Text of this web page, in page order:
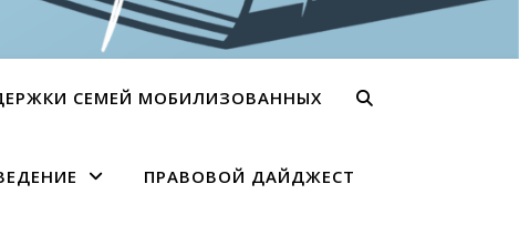
СЕМЕЙ МОБИЛИЗОВАННЫХ
ПРАВОВОЙ ДАЙДЖЕСТ